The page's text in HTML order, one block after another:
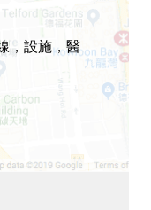
，設施，醫